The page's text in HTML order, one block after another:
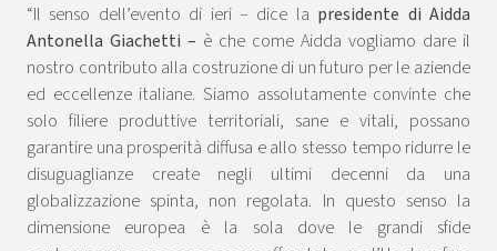
“Il senso dell’evento di ieri – dice la presidente di Aidda
Antonella Giachetti – è che come Aidda vogliamo dare il
nostro contributo alla costruzione di un futuro per le aziende
ed eccellenze italiane. Siamo assolutamente convinte che
solo filiere produttive territoriali, sane e vitali, possano
garantire una prosperità diffusa e allo stesso tempo ridurre le
disuguaglianze create negli ultimi decenni da una
globalizzazione spinta, non regolata. In questo senso la
dimensione europea è la sola dove le grandi sfide